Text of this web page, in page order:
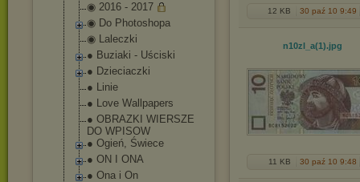
◉ 2016 - 2017
◉ Do Photoshopa
◉ Laleczki
● Buziaki - Uściski
● Dzieciaczki
● Linie
● Love Wallpapers
● OBRAZKI WIERSZE
DO WPISOW
● Ogień, Świece
● ON I ONA
● Ona i On
12 KB 30 paź 10 9:49
n10zl_a(1).jpg
11 KB 30 paź 10 9:48